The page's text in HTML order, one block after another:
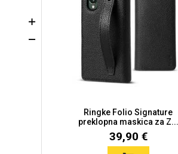
Ringke Folio Signature
preklopna maskica za Z...
39,90 €
Najprodavanije - TOP 100
Adapteri za mobitel